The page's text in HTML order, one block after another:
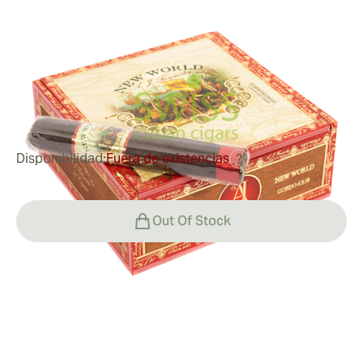
58
Longitud:155 mm / 6 pulgadas
0Reseñas
Disponibilidad:Fuera de existencias ?
Out Of Stock